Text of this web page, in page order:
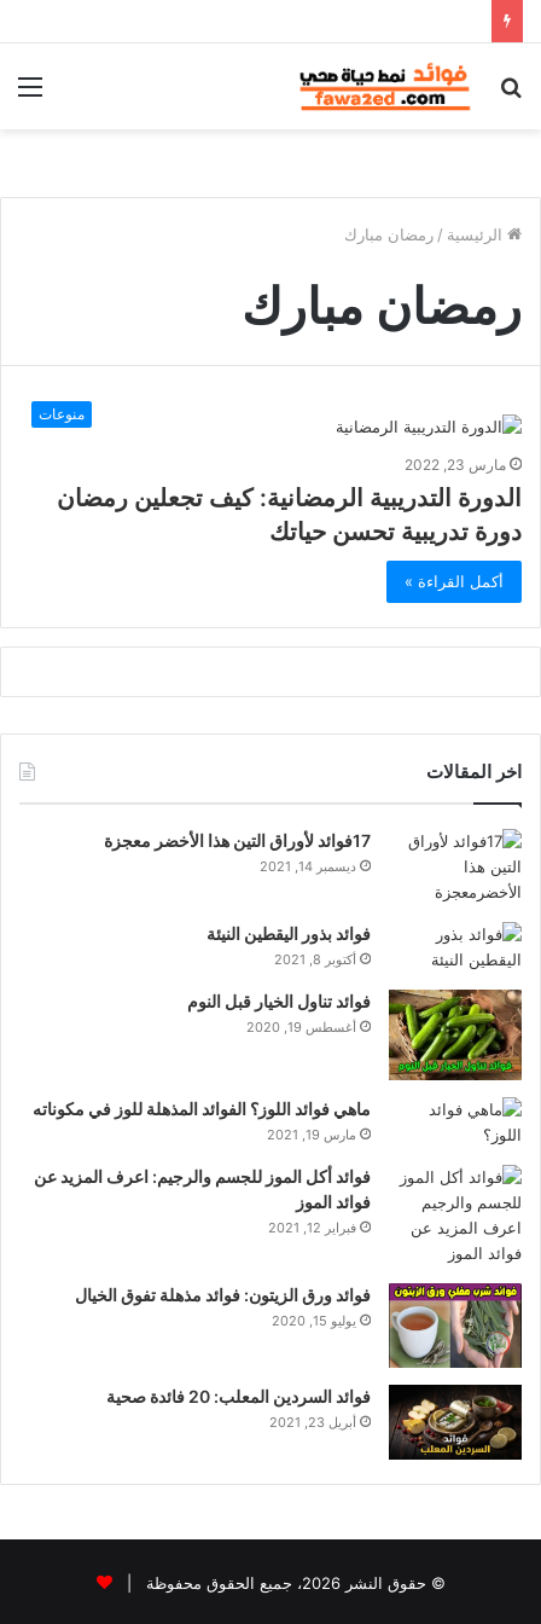
بحث
الرئيسية / رمضان مبارك
رمضان مبارك
منوعات
مارس 23, 2022
الدورة التدريبية الرمضانية: كيف تجعلين رمضان
دورة تدريبية تحسن حياتك
أكمل القراءة »
اخر المقالات
17فوائد لأوراق التين هذا الأخضر معجزة
ديسمبر 14, 2021
فوائد بذور اليقطين النيئة
أكتوبر 8, 2021
فوائد تناول الخيار قبل النوم
أغسطس 19, 2020
ماهي فوائد اللوز؟ الفوائد المذهلة للوز في مكوناته
مارس 19, 2021
فوائد أكل الموز للجسم والرجيم: اعرف المزيد عن
فوائد الموز
فبراير 12, 2021
فوائد ورق الزيتون: فوائد مذهلة تفوق الخيال
يوليو 15, 2020
فوائد السردين المعلب: 20 فائدة صحية
أبريل 23, 2021
© حقوق النشر 2026، جميع الحقوق محفوظة |